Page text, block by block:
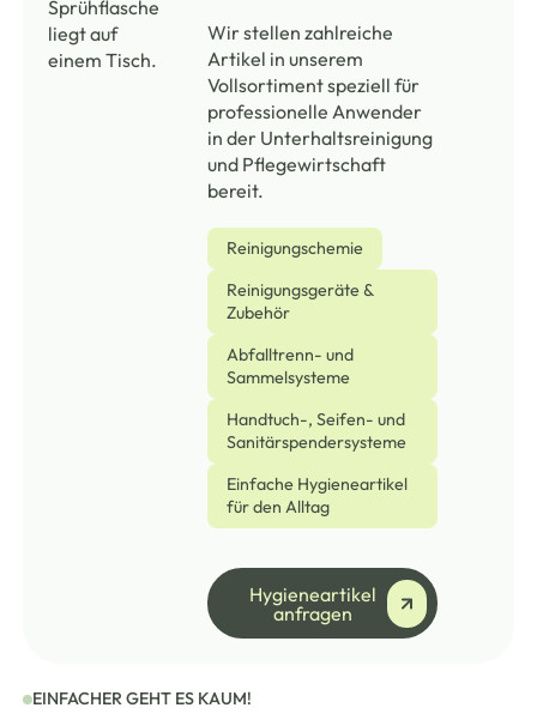
Wir stellen zahlreiche
Artikel in unserem
Vollsortiment speziell für
professionelle Anwender
in der Unterhaltsreinigung
und Pflegewirtschaft
bereit.
Reinigungschemie
Reinigungsgeräte &
Zubehör
Abfalltrenn- und
Sammelsysteme
Handtuch-, Seifen- und
Sanitärspendersysteme
Einfache Hygieneartikel
für den Alltag
Hygieneartikel
Hygieneartikel
anfragen
EINFACHER GEHT ES KAUM!